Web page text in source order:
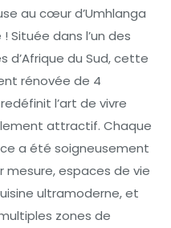
au cœur d’Umhlanga
Située dans l’un des
d’Afrique du Sud, cette
rénovée de 4
l’art de vivre
attractif. Chaque
a été soigneusement
mesure, espaces de vie
ultramoderne, et
zones de